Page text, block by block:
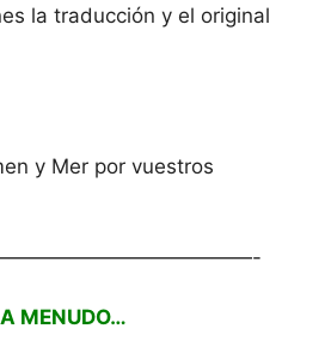
la traducción y el original
y Mer por vuestros
A MENUDO…